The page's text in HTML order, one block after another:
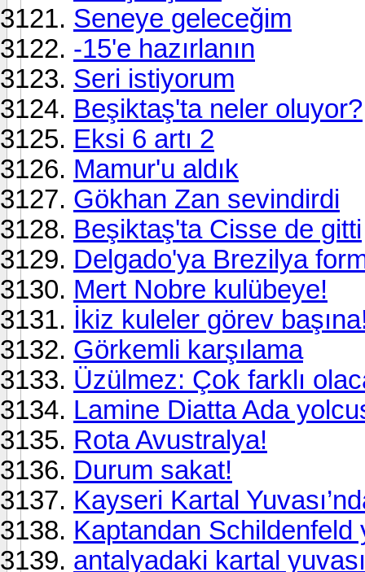
Seneye geleceğim
-15'e hazırlanın
Seri istiyorum
Beşiktaş'ta neler oluyor?
Eksi 6 artı 2
Mamur'u aldık
Gökhan Zan sevindirdi
Beşiktaş'ta Cisse de gitti
Delgado'ya Brezilya
Mert Nobre kulübeye!
İkiz kuleler görev
Görkemli karşılama
Üzülmez: Çok farklı
Lamine Diatta Ada
Rota Avustralya!
Durum sakat!
Kayseri Kartal
Kaptandan Schildenfeld
antalyadaki kartal